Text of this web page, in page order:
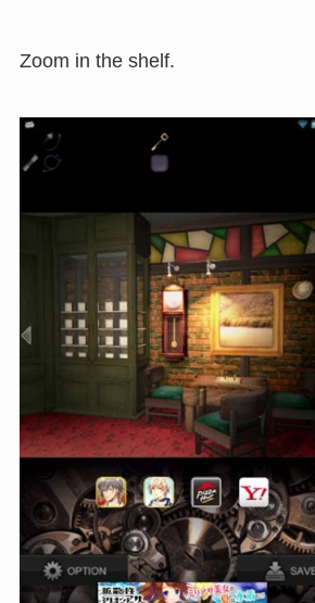
Zoom in the shelf.